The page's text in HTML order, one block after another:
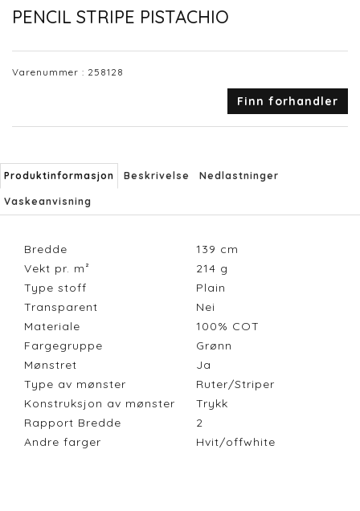
PENCIL STRIPE PISTACHIO
Varenummer : 258128
Finn forhandler
Produktinformasjon Beskrivelse Nedlastninger
Vaskeanvisning
Bredde 139 cm
Vekt pr. m²
214 g
Type stoff
Plain
Transparent
Nei
Materiale
100% COT
Fargegruppe
Grønn
Mønstret
Ja
Type av mønster
Ruter/Striper
Konstruksjon av mønster
Trykk
Rapport Bredde
2
Andre farger
Hvit/offwhite